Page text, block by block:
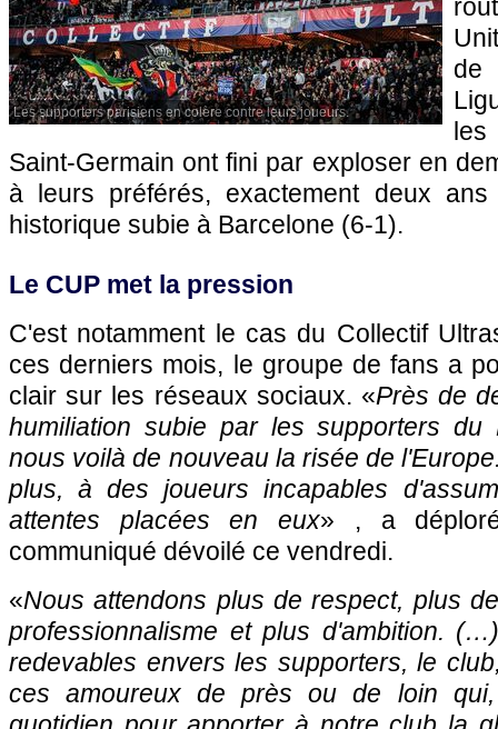
Les supporters parisiens en colère contre leurs joueurs.
de
les
Saint-Germain ont fini par exploser en
à leurs préférés, exactement deux
historique subie à Barcelone (6-1).
Le CUP met la pression
C'est notamment le cas du Collectif
ces derniers mois, le groupe de fans a
clair sur les réseaux sociaux. «Près de
humiliation subie par les supporters du
nous voilà de nouveau la risée de
plus, à des joueurs incapables
attentes placées en eux» , a
communiqué dévoilé ce vendredi.
«Nous attendons plus de respect, plus
professionnalisme et plus d'ambition.
redevables envers les supporters, le
ces amoureux de près ou de loin